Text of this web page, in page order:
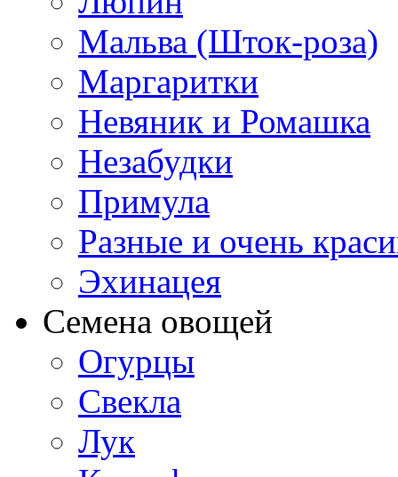
Мальва (Шток-роза)
Маргаритки
Невяник и Ромашка
Незабудки
Примула
Разные и очень
Эхинацея
Семена овощей
Огурцы
Свекла
Лук